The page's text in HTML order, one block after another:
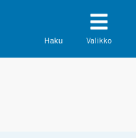
Haku Valikko